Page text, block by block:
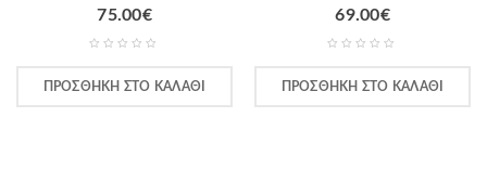
75.00€
ΠΡΟΣΘΉΚΗ ΣΤΟ ΚΑΛΆΘΙ
69.00€
ΠΡΟΣΘΉΚΗ ΣΤΟ ΚΑΛΆΘΙ